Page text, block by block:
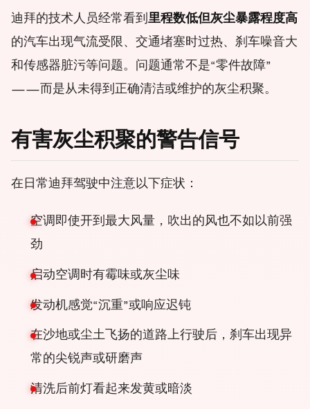
迪拜的技术人员经常看到里程数低但灰尘暴露程度高
的汽车出现气流受限、交通堵塞时过热、刹车噪音大
和传感器脏污等问题。问题通常不是“零件故障”
——而是从未得到正确清洁或维护的灰尘积聚。
有害灰尘积聚的警告信号
在日常迪拜驾驶中注意以下症状：
空调即使开到最大风量，吹出的风也不如以前强
劲
启动空调时有霉味或灰尘味
发动机感觉“沉重”或响应迟钝
在沙地或尘土飞扬的道路上行驶后，刹车出现异
常的尖锐声或研磨声
清洗后前灯看起来发黄或暗淡